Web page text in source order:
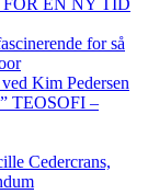
EN NY TID
for så
Kim Pedersen
TEOSOFI –
Cedercrans,